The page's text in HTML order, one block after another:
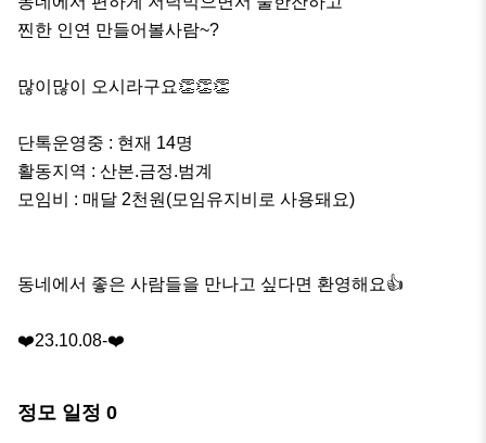
찐한 인연 만들어볼사람~?
많이많이 오시라구요👏👏👏
단톡운영중 : 현재 14명
활동지역 : 산본.금정.범계
모임비 : 매달 2천원(모임유지비로 사용돼요)
동네에서 좋은 사람들을 만나고 싶다면 환영해요👍
❤️23.10.08-❤️
정모 일정 0